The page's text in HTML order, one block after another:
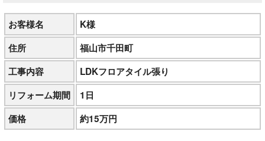
お客様名
K様
住所
福山市千田町
工事内容
LDKフロアタイル張り
リフォーム期間
1日
価格
約15万円